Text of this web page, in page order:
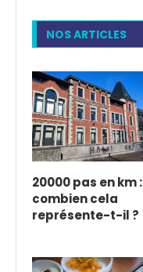
NOS ARTICLES
20000 pas en km :
combien cela
représente-t-il ?